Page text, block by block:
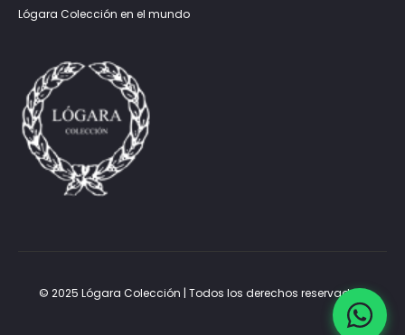
Lógara Colección en el mundo
© 2025 Lógara Colección | Todos los derechos reservados.